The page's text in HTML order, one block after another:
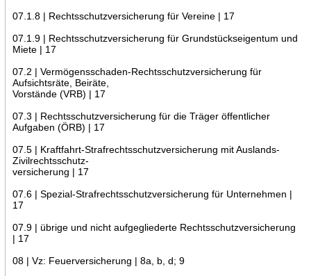
07.1.8 | Rechtsschutzversicherung für Vereine | 17
07.1.9 | Rechtsschutzversicherung für Grundstückseigentum und
Miete | 17
07.2 | Vermögensschaden-Rechtsschutzversicherung für
Aufsichtsräte, Beiräte,
Vorstände (VRB) | 17
07.3 | Rechtsschutzversicherung für die Träger öffentlicher
Aufgaben (ÖRB) | 17
07.5 | Kraftfahrt-Strafrechtsschutzversicherung mit Auslands-
Zivilrechtsschutz-
versicherung | 17
07.6 | Spezial-Strafrechtsschutzversicherung für Unternehmen |
17
07.9 | übrige und nicht aufgegliederte Rechtsschutzversicherung
| 17
08 | Vz: Feuerversicherung | 8a, b, d; 9